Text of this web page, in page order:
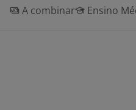
A combinar
Ensino